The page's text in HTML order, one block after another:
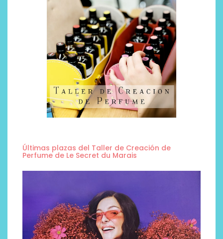
Últimas plazas del Taller de Creación de
Perfume de Le Secret du Marais